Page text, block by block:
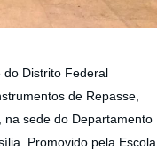
Distrito Federal
de Repasse,
na sede do Departamento
Promovido pela Escola